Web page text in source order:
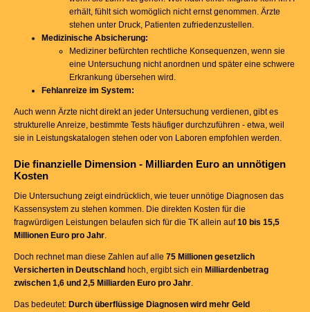
erhält, fühlt sich womöglich nicht ernst genommen. Ärzte
stehen unter Druck, Patienten zufriedenzustellen.
Medizinische Absicherung:
Mediziner befürchten rechtliche Konsequenzen, wenn sie
eine Untersuchung nicht anordnen und später eine schwere
Erkrankung übersehen wird.
Fehlanreize im System:
Auch wenn Ärzte nicht direkt an jeder Untersuchung verdienen, gibt es
strukturelle Anreize, bestimmte Tests häufiger durchzuführen - etwa, weil
sie in Leistungskatalogen stehen oder von Laboren empfohlen werden.
Die finanzielle Dimension - Milliarden Euro an unnötigen
Kosten
Die Untersuchung zeigt eindrücklich, wie teuer unnötige Diagnosen das
Kassensystem zu stehen kommen. Die direkten Kosten für die
fragwürdigen Leistungen belaufen sich für die TK allein auf10 bis 15,5
Millionen Euro pro Jahr.
Doch rechnet man diese Zahlen auf alle 75 Millionen gesetzlich
Versicherten in Deutschland hoch, ergibt sich ein Milliardenbetrag
zwischen 1,6 und 2,5 Milliarden Euro pro Jahr.
Das bedeutet: Durch überflüssige Diagnosen wird mehr Geld